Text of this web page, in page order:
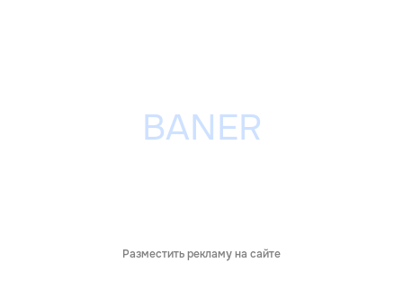
Разместить рекламу на сайте